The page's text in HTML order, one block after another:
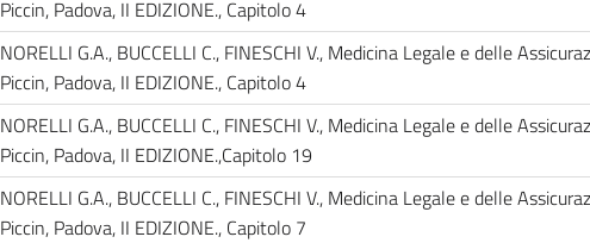
Piccin, Padova, II EDIZIONE., Capitolo 4
NORELLI G.A., BUCCELLI C., FINESCHI V., Medicina Legale e delle
Piccin, Padova, II EDIZIONE., Capitolo 4
NORELLI G.A., BUCCELLI C., FINESCHI V., Medicina Legale e delle
Piccin, Padova, II EDIZIONE.,Capitolo 19
NORELLI G.A., BUCCELLI C., FINESCHI V., Medicina Legale e delle
Piccin, Padova, II EDIZIONE., Capitolo 7